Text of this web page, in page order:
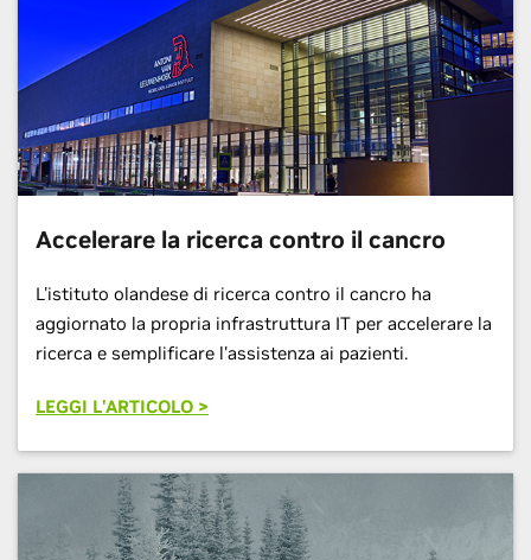
Accelerare la ricerca contro il cancro
L'istituto olandese di ricerca contro il cancro ha
aggiornato la propria infrastruttura IT per accelerare la
ricerca e semplificare l'assistenza ai pazienti.
LEGGI L'ARTICOLO >